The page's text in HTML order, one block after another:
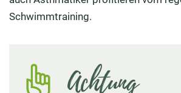
Schwimmtraining.
Achtung